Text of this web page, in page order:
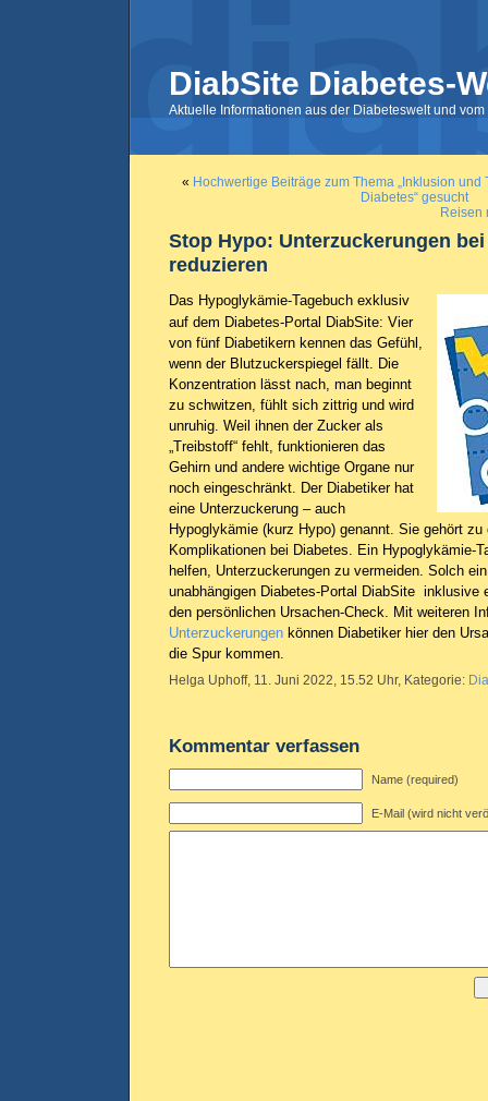
DiabSite Diabetes-
Aktuelle Informationen aus der Diabeteswelt und
« Hochwertige Beiträge zum Thema „Inklusion
Diabetes“ gesucht
Reisen
Stop Hypo: Unterzuckerungen
reduzieren
Das Hypoglykämie-Tagebuch exklusiv
auf dem Diabetes-Portal DiabSite: Vier
von fünf Diabetikern kennen das Gefühl,
wenn der Blutzuckerspiegel fällt. Die
Konzentration lässt nach, man beginnt
zu schwitzen, fühlt sich zittrig und wird
unruhig. Weil ihnen der Zucker als
„Treibstoff“ fehlt, funktionieren das
Gehirn und andere wichtige Organe nur
noch eingeschränkt. Der Diabetiker hat
eine Unterzuckerung – auch
Hypoglykämie (kurz Hypo) genannt. Sie gehört
Komplikationen bei Diabetes. Ein Hypoglykämie-
helfen, Unterzuckerungen zu vermeiden. Solch
unabhängigen Diabetes-Portal DiabSite inklusive
den persönlichen Ursachen-Check. Mit weiteren
Unterzuckerungen können Diabetiker hier den
die Spur kommen.
Helga Uphoff, 11. Juni 2022, 15.52 Uhr, Kategorie:
Kommentar verfassen
Name (required)
E-Mail (wird nicht